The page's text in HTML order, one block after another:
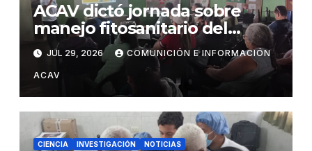
ACAV dictó jornada sobre
manejo fitosanitario del
cacao a productores del
estado Barinas
JUL 29, 2026 COMUNICIÓN E INFORMACIÓN
ACAV
CIENCIA INVESTIGACIÓN NOTICIAS